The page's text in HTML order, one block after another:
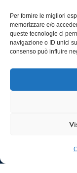
Per fornire le migliori
memorizzare e/o
queste tecnologie ci
navigazione o ID unici
consenso può influire
Tel.: 06328121
infoaiic2026@ega.it